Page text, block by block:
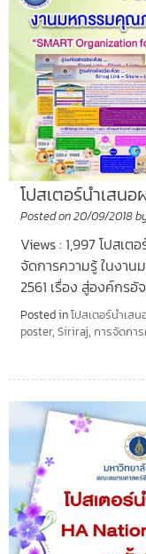
โปสเตอร์นำเสน
Posted on20/09/2018
Views : 1,997 โปสเ
จัดการความรู้ ในงา
2561 เรื่อง สู่องค์กร
Posted inโปสเตอร์นำเสน
poster, Siriraj, การจัดกา